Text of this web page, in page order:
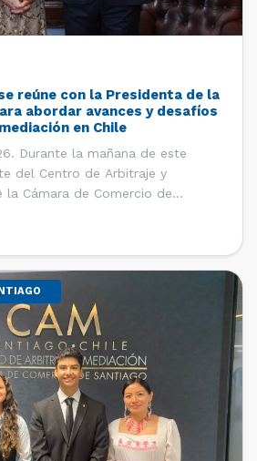
reúne con la Presidenta de la
abordar avances y desafíos
en Chile
Durante la mañana de este
del Centro de Arbitraje y
la Cámara de Comercio de
Vial; y el gerente general de
sostuvieron un encuentro […]